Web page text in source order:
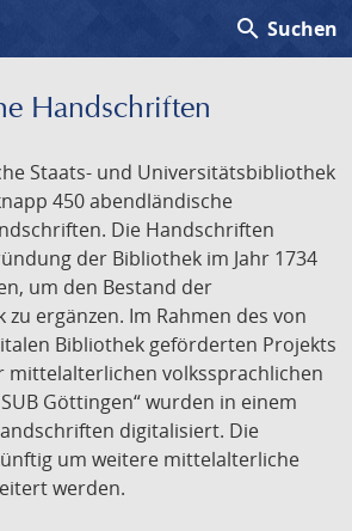
search Suchen
Handschriften
Staats- und Universitätsbibliothek
450 abendländische
Die Handschriften
der Bibliothek im Jahr 1734
um den Bestand der
ergänzen. Im Rahmen des von
Bibliothek geförderten Projekts
mittelalterlichen volkssprachlichen
Göttingen“ wurden in einem
digitalisiert. Die
um weitere mittelalterliche
werden.